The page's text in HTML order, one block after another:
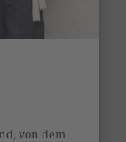
von dem